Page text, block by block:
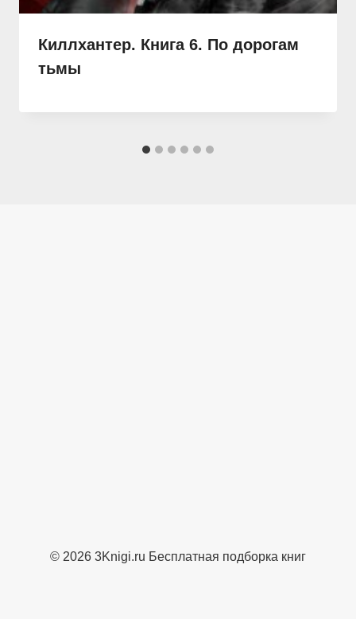
Киллхантер. Книга 6. По дорогам
тьмы
© 2026 3Knigi.ru Бесплатная подборка книг